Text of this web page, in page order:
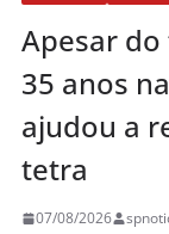
Apesar do
35 anos
ajudou a
tetra
07/08/2026